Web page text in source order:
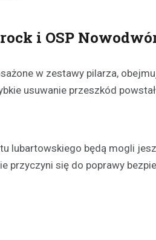
i OSP
w zestawy pilarza,
usuwanie przeszkód
lubartowskiego będą mogli
przyczyni się do poprawy